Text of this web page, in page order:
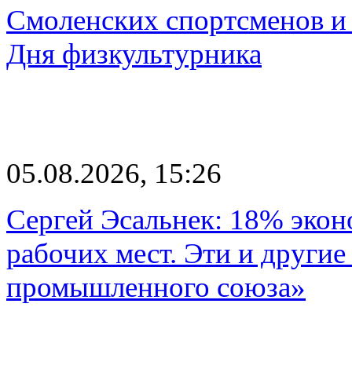
Смоленских спортсменов
Дня физкультурника
05.08.2026, 15:26
Сергей Эсальнек: 18%
рабочих мест. Эти и
промышленного союза»